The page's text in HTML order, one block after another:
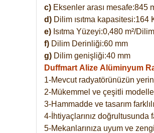
c) Eksenler arası mesafe:845
d) Dilim ısıtma kapasitesi:164
e) Isıtma Yüzeyi:0,480 m²/Dilim
f) Dilim Derinliği:60 mm
g) Dilim genişliği:40 mm
Duffmart Alize Alüminyum
1-Mevcut radyatörünüzün
2-Mükemmel ve çeşitli
3-Hammadde ve tasarım
4-İhtiyaçlarınız
5-Mekanlarınıza uyum ve